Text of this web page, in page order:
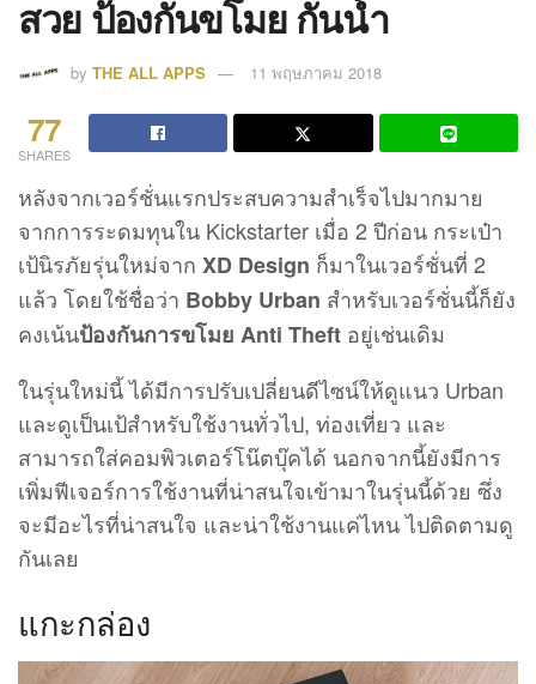
สวย ป้องกันขโมย กันน้ำ
by THE ALL APPS 11 พฤษภาคม 2018
77
SHARES
หลังจากเวอร์ชั่นแรกประสบความสำเร็จไปมากมาย
จากการระดมทุนใน Kickstarter เมื่อ 2 ปีก่อน กระเป๋า
เป้นิรภัยรุ่นใหม่จาก XD Design ก็มาในเวอร์ชั่นที่ 2
แล้ว โดยใช้ชื่อว่า Bobby Urban สำหรับเวอร์ชั่นนี้ก็ยัง
คงเน้นป้องกันการขโมย Anti Theft อยู่เช่นเดิม
ในรุ่นใหม่นี้ ได้มีการปรับเปลี่ยนดีไซน์ให้ดูแนว Urban
และดูเป็นเป้สำหรับใช้งานทั่วไป, ท่องเที่ยว และ
สามารถใส่คอมพิวเตอร์โน๊ตบุ๊คได้ นอกจากนี้ยังมีการ
เพิ่มฟีเจอร์การใช้งานที่น่าสนใจเข้ามาในรุ่นนี้ด้วย ซึ่ง
จะมีอะไรที่น่าสนใจ และน่าใช้งานแค่ไหน ไปติดตามดู
กันเลย
แกะกล่อง